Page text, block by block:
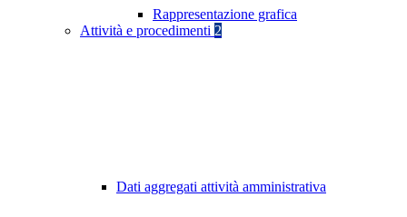
Rappresentazione grafica
Attività e procedimenti 2
Dati aggregati attività amministrativa